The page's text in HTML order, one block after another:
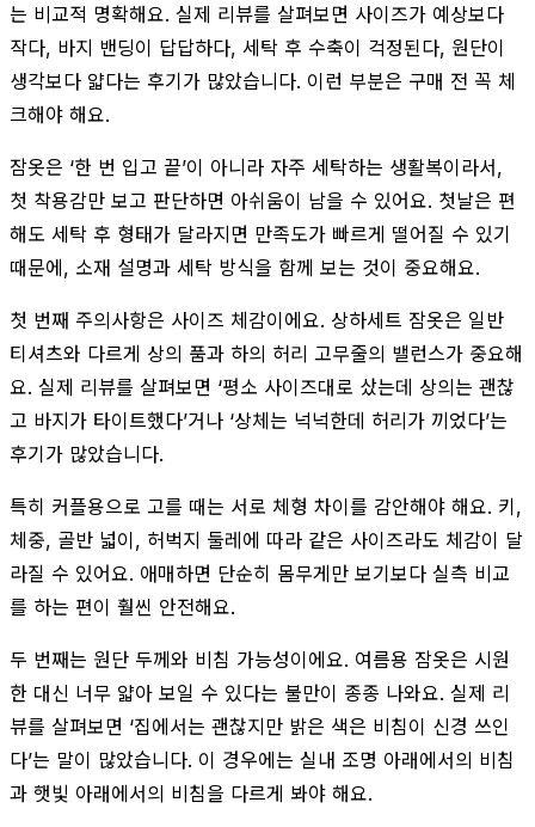
는 비교적 명확해요. 실제 리뷰를 살펴보면 사이즈가 예상보다
작다, 바지 밴딩이 답답하다, 세탁 후 수축이 걱정된다, 원단이
생각보다 얇다는 후기가 많았습니다. 이런 부분은 구매 전 꼭 체
크해야 해요.
잠옷은 ‘한 번 입고 끝’이 아니라 자주 세탁하는 생활복이라서,
첫 착용감만 보고 판단하면 아쉬움이 남을 수 있어요. 첫날은 편
해도 세탁 후 형태가 달라지면 만족도가 빠르게 떨어질 수 있기
때문에, 소재 설명과 세탁 방식을 함께 보는 것이 중요해요.
첫 번째 주의사항은 사이즈 체감이에요. 상하세트 잠옷은 일반
티셔츠와 다르게 상의 품과 하의 허리 고무줄의 밸런스가 중요해
요. 실제 리뷰를 살펴보면 ‘평소 사이즈대로 샀는데 상의는 괜찮
고 바지가 타이트했다’거나 ‘상체는 넉넉한데 허리가 끼었다’는
후기가 많았습니다.
특히 커플용으로 고를 때는 서로 체형 차이를 감안해야 해요. 키,
체중, 골반 넓이, 허벅지 둘레에 따라 같은 사이즈라도 체감이 달
라질 수 있어요. 애매하면 단순히 몸무게만 보기보다 실측 비교
를 하는 편이 훨씬 안전해요.
두 번째는 원단 두께와 비침 가능성이에요. 여름용 잠옷은 시원
한 대신 너무 얇아 보일 수 있다는 불만이 종종 나와요. 실제 리
뷰를 살펴보면 ‘집에서는 괜찮지만 밝은 색은 비침이 신경 쓰인
다’는 말이 많았습니다. 이 경우에는 실내 조명 아래에서의 비침
과 햇빛 아래에서의 비침을 다르게 봐야 해요.